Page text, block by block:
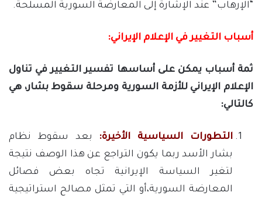
“الإرهاب” عند الإشارة إلى المعارضة السورية المسلحة.
أسباب التغيير في الإعلام الإيراني:
ثمة أسباب يمكن على أساسها تفسير التغيير في تناول
الإعلام الإيراني للأزمة السورية ومرحلة سقوط بشار، هي
كالتالي:
التطورات السياسية الأخيرة:
بعد سقوط نظام
بشار الأسد ربما يكون التراجع عن هذا الوصف نتيجة
لتغير السياسة الإيرانية تجاه بعض فصائل
المعارضة السورية،أو التي تمثل مصالح استراتيجية